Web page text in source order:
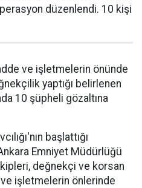
düzenlendi. 10 kişi
ve işletmelerin önünde
yaptığı belirlenen
10 şüpheli gözaltına
başlattığı
Emniyet Müdürlüğü
değnekçi ve korsan
ve işletmelerin önlerinde